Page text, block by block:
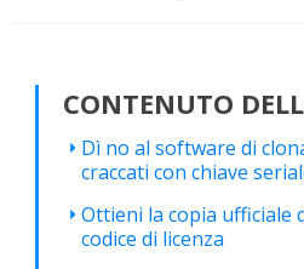
CONTENUTO
Dì no al software di
craccati con chiave
Ottieni la copia ufficiale
codice di licenza